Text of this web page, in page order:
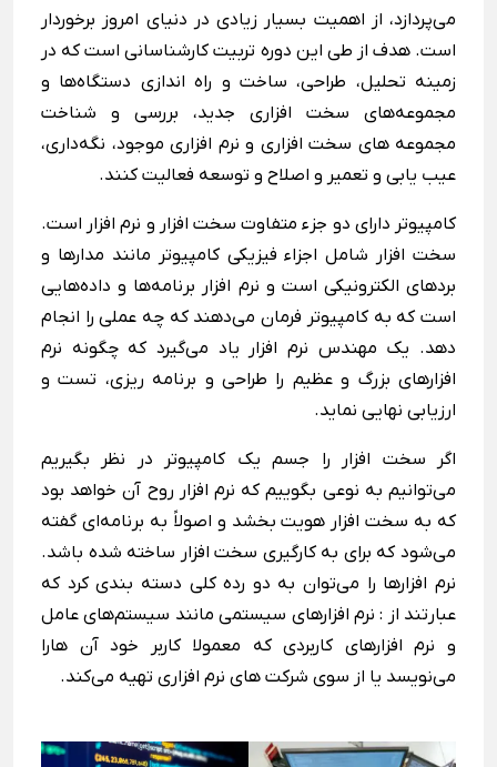
می‌پردازد، از اهمیت بسیار زیادی در دنیای امروز برخوردار
است. هدف از طی این دوره تربیت کارشناسانی است که در
زمینه تحلیل، طراحی، ساخت و راه اندازی دستگاه‌ها و
مجموعه‌های سخت افزاری جدید، بررسی و شناخت
مجموعه های سخت افزاری و نرم افزاری موجود، نگه‌داری،
عیب یابی و تعمیر و اصلاح و توسعه فعالیت کنند.
کامپیوتر دارای دو جزء متفاوت سخت افزار و نرم افزار است.
سخت افزار شامل اجزاء فیزیکی کامپیوتر مانند مدارها و
بردهای الکترونیکی است و نرم افزار برنامه‌ها و داده‌هایی
است که به کامپیوتر فرمان می‌دهند که چه عملی را انجام
دهد. یک مهندس نرم افزار یاد می‌گیرد که چگونه نرم
افزارهای بزرگ و عظیم را طراحی و برنامه ریزی، تست و
ارزیابی نهایی نماید.
اگر سخت افزار را جسم یک کامپیوتر در نظر بگیریم
می‌توانیم به نوعی بگوییم که نرم افزار روح آن خواهد بود
که به سخت افزار هویت ‌بخشد و اصولاً به برنامه‌ای گفته
می‌شود که برای به کارگیری سخت افزار ساخته شده باشد.
نرم افزارها را می‌توان به دو رده کلی دسته بندی کرد که
عبارتند از : نرم افزارهای سیستمی مانند سیستم‌های عامل
و نرم افزارهای کاربردی که معمولا کاربر خود آن هارا
می‌نویسد یا از سوی شرکت های نرم افزاری تهیه می‌کند.